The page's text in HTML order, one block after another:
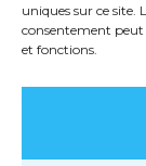
uniques sur ce site.
consentement peut
et fonctions.